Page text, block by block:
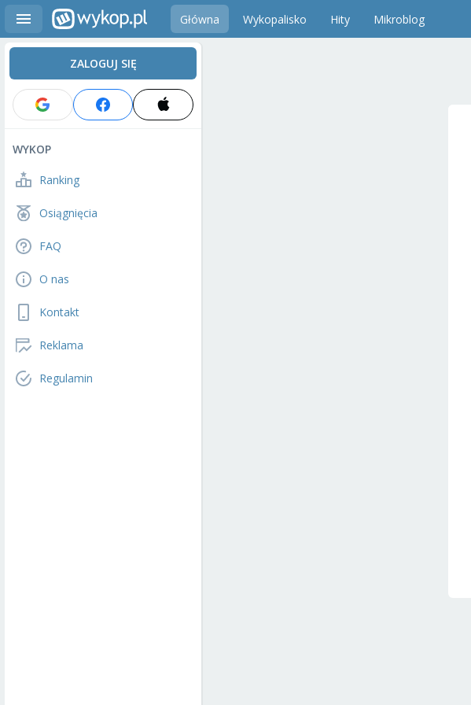
Główna Wykopalisko Hity Mikroblog
ZALOGUJ SIĘ
WYKOP
Ranking
Osiągnięcia
FAQ
O nas
Kontakt
Reklama
Regulamin